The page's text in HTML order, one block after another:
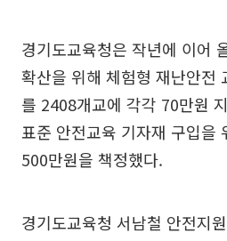
경기도교육청은 작년에 이어
확산을 위해 체험형 재난안전
를 2408개교에 각각 70만원
표준 안전교육 기자재 구입을
500만원을 책정했다.
경기도교육청 서남철 안전지